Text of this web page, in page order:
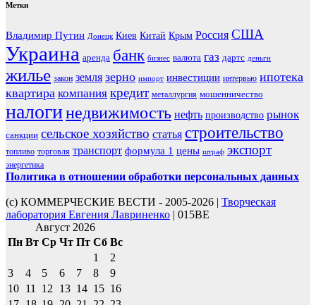
Метки
Владимир Путин Донецк Киев Китай Крым Россия США
Украина аренда банк бизнес валюта газ дартс деньги
жилье закон земля зерно импорт инвестиции интервью ипотека
квартира компания кредит металлургия мошенничество
налогинедвижимость нефть производство рынок
санкции сельское хозяйство статья строительство
топливо торговля транспорт формула 1 цены штраф экспорт
энергетика
Политика в отношении обработки персональных данных
(с) КОММЕРЧЕСКИЕ ВЕСТИ - 2005-2026 | Творческая
лаборатория Евгения Лавриненко | 015BE
Август 2026
Пн Вт Ср Чт Пт Сб Вс
1
2
3
4 5 6 7 8
9
10 11 12 13 14 15 16